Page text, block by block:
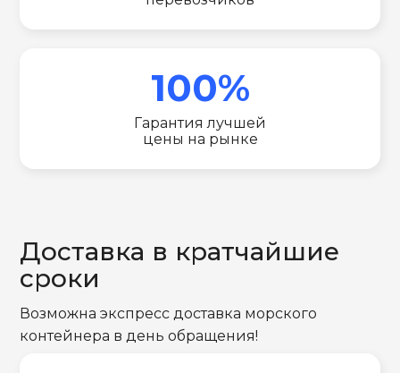
100%
Гарантия лучшей
цены на рынке
Доставка в кратчайшие
сроки
Возможна экспресс доставка морского
контейнера в день обращения!